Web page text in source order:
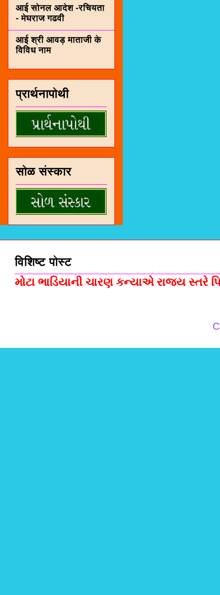
आई सोनल आदेश -रचियता
- मेघराज गढवी
आई श्री आवड़ माताजी के
विविध नाम
प्रार्थनापोथी
सोळ संस्कार
विशिष्ट पोस्ट
મોટા ભાડિયાની ચારણ કન્યાએ રાજ્ય સ્તરે